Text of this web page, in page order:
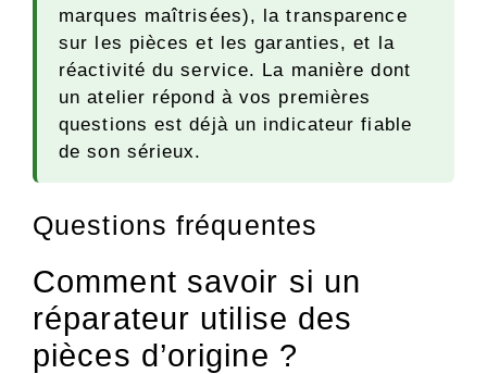
marques maîtrisées), la transparence
sur les pièces et les garanties, et la
réactivité du service. La manière dont
un atelier répond à vos premières
questions est déjà un indicateur fiable
de son sérieux.
Questions fréquentes
Comment savoir si un
réparateur utilise des
pièces d’origine ?